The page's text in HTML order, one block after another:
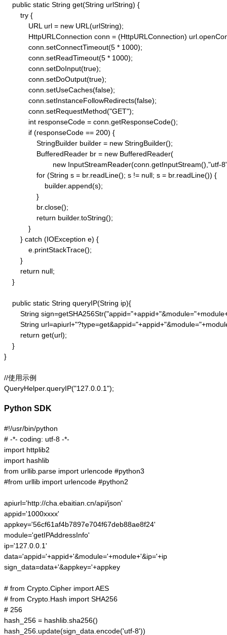
    public static String get(String urlString) {
        try {
            URL url = new URL(urlString);
HttpURLConnection conn = (HttpURLConnection)
            conn.setConnectTimeout(5 * 1000);
            conn.setReadTimeout(5 * 1000);
            conn.setDoInput(true);
            conn.setDoOutput(true);
            conn.setUseCaches(false);
            conn.setInstanceFollowRedirects(false);
            conn.setRequestMethod("GET");
            int responseCode = conn.getResponseCode();
            if (responseCode == 200) {
                StringBuilder builder = new StringBuilder();
                BufferedReader br = new BufferedReader(
new InputStreamReader(conn.getInputStream(),"utf-
                for (String s = br.readLine(); s != null; s = br.readLine()) {
                    builder.append(s);
                }
                br.close();
                return builder.toString();
            }
        } catch (IOException e) {
            e.printStackTrace();
        }
        return null;
    }
    public static String queryIP(String ip){
String
String
        return get(url);
    }
}
//使用示例
QueryHelper.queryIP("127.0.0.1");
Python SDK
#!/usr/bin/python
# -*- coding: utf-8 -*-
import httplib2
import hashlib
from urllib.parse import urlencode #python3
#from urllib import urlencode #python2
apiurl='http://cha.ebaitian.cn/api/json'
appid='1000xxxx'
appkey='56cf61af4b7897e704f67deb88ae8f24'
module='getIPAddressInfo'
ip='127.0.0.1'
data='appid='+appid+'&module='+module+'&ip='+ip
sign_data=data+'&appkey='+appkey
# from Crypto.Cipher import AES
# from Crypto.Hash import SHA256
# 256
hash_256 = hashlib.sha256()
hash_256.update(sign_data.encode('utf-8'))